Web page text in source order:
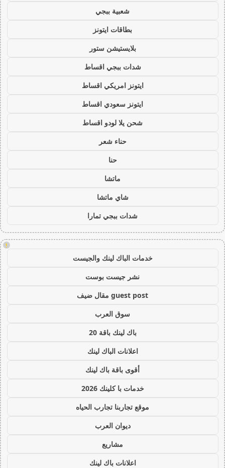
شعبية ببجي
بطاقات ايتونز
بلايستيشن ستور
شدات ببجي اقساط
ايتونز امريكي اقساط
ايتونز سعودي اقساط
شحن يلا لودو اقساط
حناء شعر
حنا
ماتشا
شاي ماتشا
شدات ببجي تمارا
!
خدمات الباك لينك والجيست
نشر جيست بوست
guest post مقال ضيف
سوق العرب
باك لينك باقة 20
اعلانات الباك لينك
أقوى باقة باك لينك
خدمات با كلينك 2026
موقع تجاربنا تجارب الحياه
ديوان العرب
مشاريع
اعلانات باك لينك